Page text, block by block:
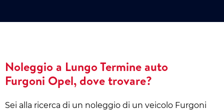
Noleggio a Lungo Termine auto
Furgoni Opel, dove trovare?
Sei alla ricerca di un noleggio di un veicolo Furgoni